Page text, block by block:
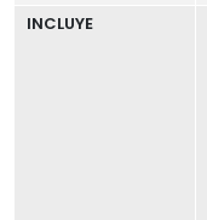
INCLUYE